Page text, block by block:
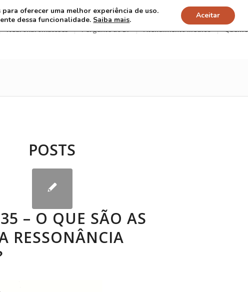
Neurofibromatoses Pergunte ao Dr Atendimento Médico Quem
POSTS
– O QUE SÃO AS
RESSONÂNCIA
oferecer uma melhor experiência de uso.
dessa funcionalidade. Saiba mais. Aceitar